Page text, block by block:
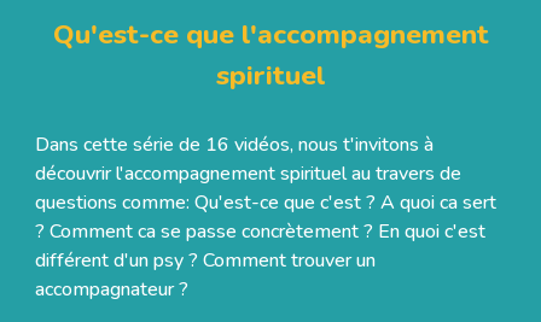
Qu'est-ce que l'accompagnement
spirituel
Dans cette série de 16 vidéos, nous t'invitons à
découvrir l'accompagnement spirituel au travers de
questions comme:Qu'est-ce que c'est ? A quoi ca sert
? Comment ca se passe concrètement ? En quoi c'est
différent d'unpsy ?Comment trouver un
accompagnateur ?